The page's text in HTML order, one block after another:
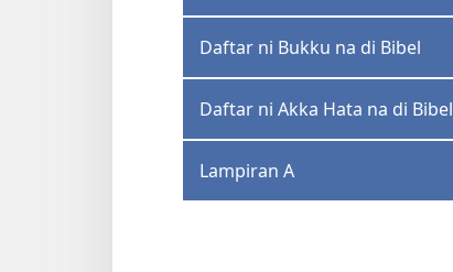
Daftar ni Bukku na di Bibel
Daftar ni Akka Hata na di Bibel
Lampiran A